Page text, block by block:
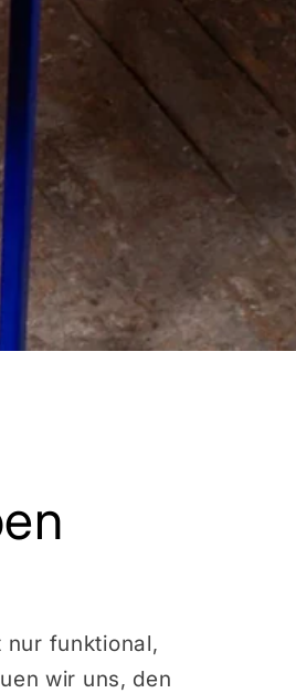
nur funktional,
wir uns, den